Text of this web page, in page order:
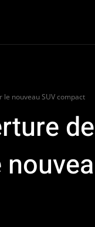
nouveau SUV compact